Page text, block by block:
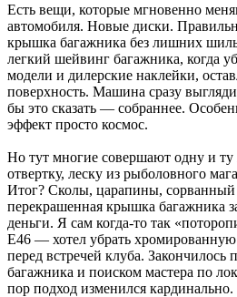
Есть вещи, которые мгновенно
автомобиля. Новые диски.
крышка багажника без лишних
легкий шейвинг багажника, когда
модели и дилерские наклейки,
поверхность. Машина сразу
бы это сказать — собраннее.
эффект просто космос.
Но тут многие совершают одну и
отвертку, леску из рыболовного
Итог? Сколы, царапины, сорванный
перекрашенная крышка багажника
деньги. Я сам когда-то так
E46 — хотел убрать
перед встречей клуба. Закончилось
багажника и поиском мастера по
пор подход изменился кардинально.